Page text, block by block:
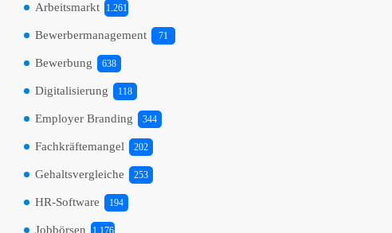
Arbeitsmarkt 1.261
Bewerbermanagement 71
Bewerbung 638
Digitalisierung 118
Employer Branding 344
Fachkräftemangel 202
Gehaltsvergleiche 253
HR-Software 194
Jobbörsen 1.176